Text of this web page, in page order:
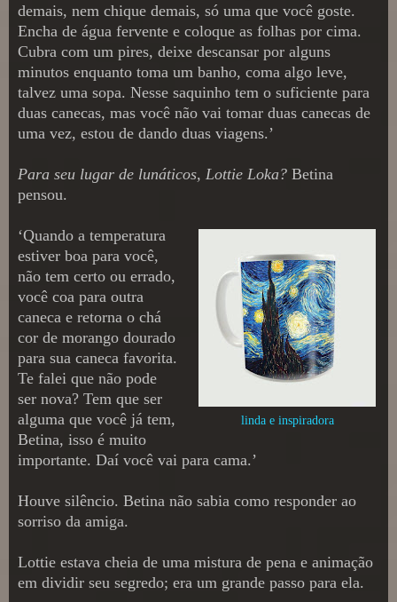
demais, nem chique demais, só uma que você goste.
Encha de água fervente e coloque as folhas por cima.
Cubra com um pires, deixe descansar por alguns
minutos enquanto toma um banho, coma algo leve,
talvez uma sopa. Nesse saquinho tem o suficiente para
duas canecas, mas você não vai tomar duas canecas de
uma vez, estou de dando duas viagens.’
Para seu lugar de lunáticos, Lottie Loka? Betina
pensou.
linda e inspiradora
‘Quando a temperatura
estiver boa para você,
não tem certo ou errado,
você coa para outra
caneca e retorna o chá
cor de morango dourado
para sua caneca favorita.
Te falei que não pode
ser nova? Tem que ser
alguma que você já tem,
Betina, isso é muito
importante. Daí você vai para cama.’
Houve silêncio. Betina não sabia como responder ao
sorriso da amiga.
Lottie estava cheia de uma mistura de pena e animação
em dividir seu segredo; era um grande passo para ela.